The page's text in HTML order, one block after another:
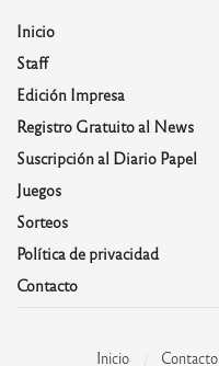
Inicio
Staff
Edición Impresa
Registro Gratuito al News
Suscripción al Diario Papel
Juegos
Sorteos
Política de privacidad
Contacto
Inicio Contacto